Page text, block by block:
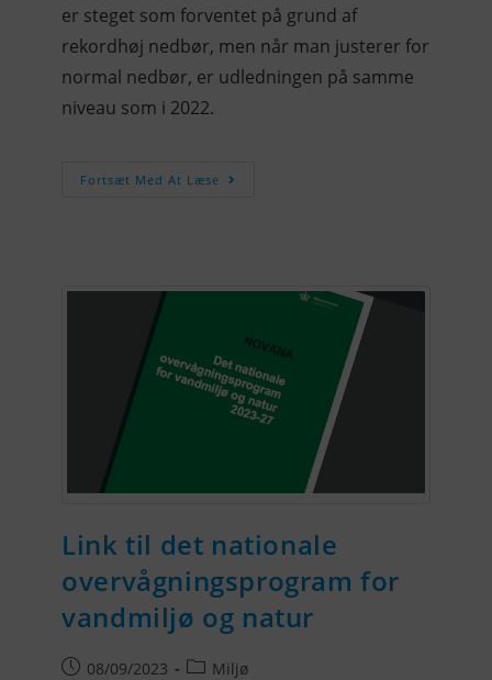
er steget som forventet på grund af
rekordhøj nedbør, men når man justerer for
normal nedbør, er udledningen på samme
niveau som i 2022.
Fortsæt Med At Læse
Link til det nationale
overvågningsprogram for
vandmiljø og natur
08/09/2023 Miljø